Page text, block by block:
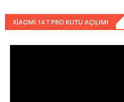
XIAOMI 14 T PRO KUTU AÇILIMI